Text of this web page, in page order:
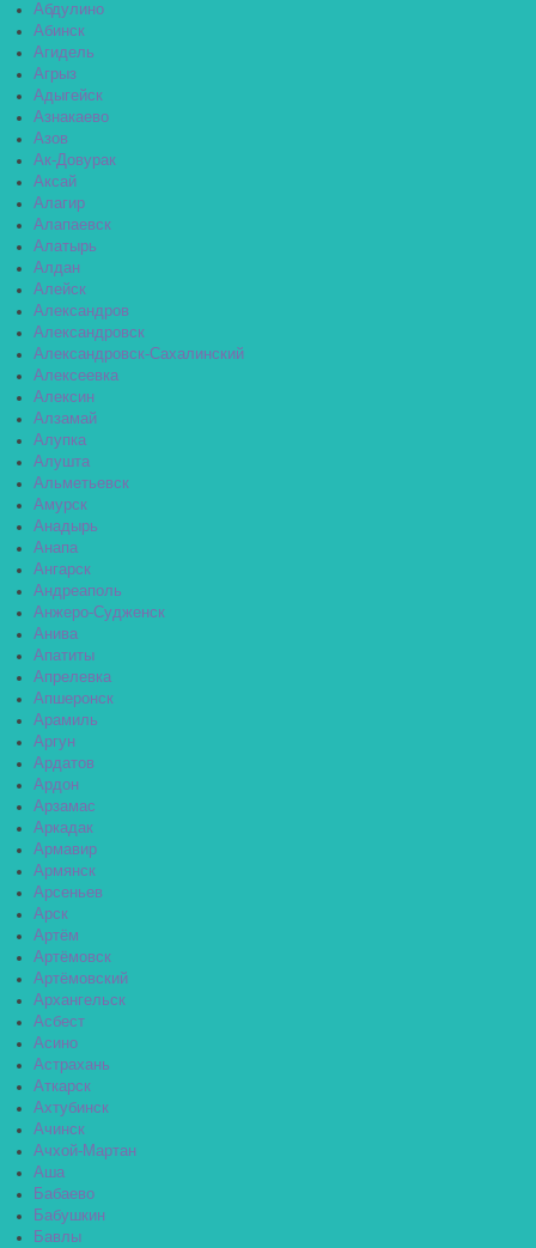
Абдулино
Абинск
Агидель
Агрыз
Адыгейск
Азнакаево
Азов
Ак-Довурак
Аксай
Алагир
Алапаевск
Алатырь
Алдан
Алейск
Александров
Александровск
Александровск-Сахалинский
Алексеевка
Алексин
Алзамай
Алупка
Алушта
Альметьевск
Амурск
Анадырь
Анапа
Ангарск
Андреаполь
Анжеро-Судженск
Анива
Апатиты
Апрелевка
Апшеронск
Арамиль
Аргун
Ардатов
Ардон
Арзамас
Аркадак
Армавир
Армянск
Арсеньев
Арск
Артём
Артёмовск
Артёмовский
Архангельск
Асбест
Асино
Астрахань
Аткарск
Ахтубинск
Ачинск
Ачхой-Мартан
Аша
Бабаево
Бабушкин
Бавлы